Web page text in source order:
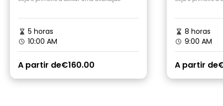
5 horas
10:00 AM
A partir de€160.00
8 horas
9:00 AM
A partir de